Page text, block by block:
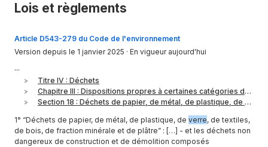
Lois et règlements
Article D543-279 du Code de l'environnement
Version depuis le 1 janvier 2025 · En vigueur aujourd'hui
···
Titre IV : Déchets
Chapitre III : Dispositions propres à certaines catégories de produits et de déchets (R)
Section 18 : Déchets de papier, de métal, de plastique, de verre, de textiles, de bois, de fraction minérale et de plâtre
1° “Déchets de papier, de métal, de plastique, de verre, de textiles,
de bois, de fraction minérale et de plâtre” : […] - et les déchets non
dangereux de construction et de démolition composés